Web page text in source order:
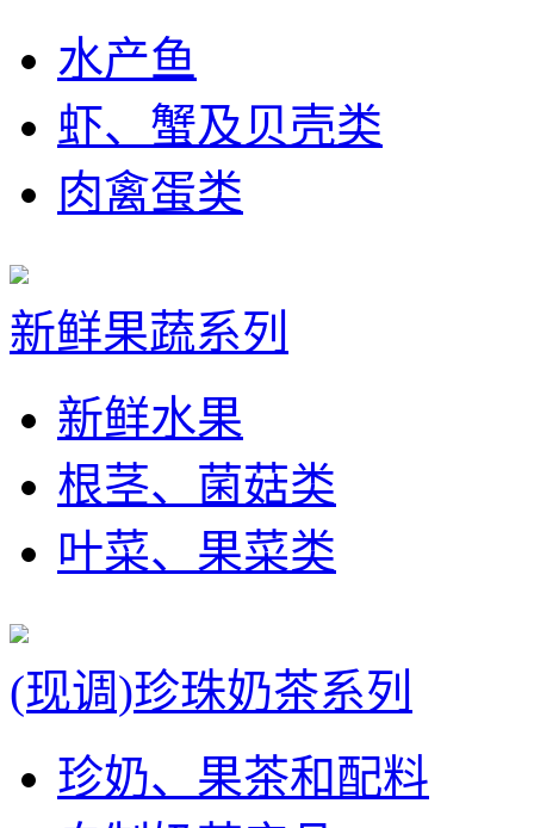
水产鱼
虾、蟹及贝壳类
肉禽蛋类
新鲜果蔬系列
新鲜水果
根茎、菌菇类
叶菜、果菜类
(现调)珍珠奶茶系列
珍奶、果茶和配料